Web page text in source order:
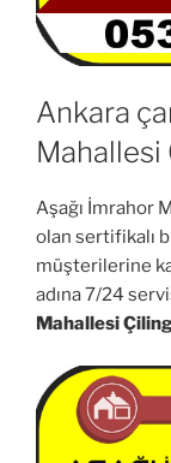
Ankara
Mahallesi
Aşağı İmrahor
olan sertifikalı
müşterilerine
adına 7/24
Mahallesi